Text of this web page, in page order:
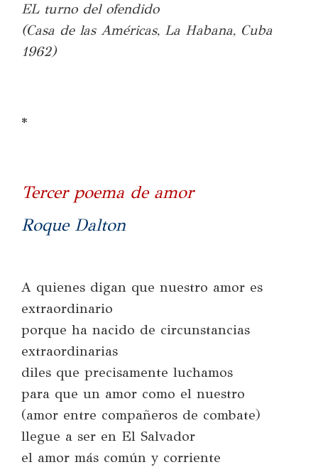
EL turno del ofendido
(Casa de las Américas, La Habana, Cuba
1962)
*
Tercer poema de amor
Roque Dalton
A quienes digan que nuestro amor es
extraordinario
porque ha nacido de circunstancias
extraordinarias
diles que precisamente luchamos
para que un amor como el nuestro
(amor entre compañeros de combate)
llegue a ser en El Salvador
el amor más común y corriente